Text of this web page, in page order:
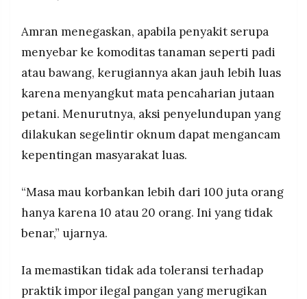
Amran menegaskan, apabila penyakit serupa
menyebar ke komoditas tanaman seperti padi
atau bawang, kerugiannya akan jauh lebih luas
karena menyangkut mata pencaharian jutaan
petani. Menurutnya, aksi penyelundupan yang
dilakukan segelintir oknum dapat mengancam
kepentingan masyarakat luas.
“Masa mau korbankan lebih dari 100 juta orang
hanya karena 10 atau 20 orang. Ini yang tidak
benar,” ujarnya.
Ia memastikan tidak ada toleransi terhadap
praktik impor ilegal pangan yang merugikan